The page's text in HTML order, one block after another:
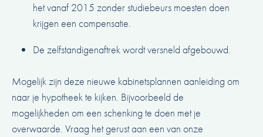
het vanaf 2015 zonder studiebeurs moesten doen
krijgen een compensatie.
De zelfstandigenaftrek wordt versneld afgebouwd.
Mogelijk zijn deze nieuwe kabinetsplannen aanleiding om
naar je hypotheek te kijken. Bijvoorbeeld de
mogelijkheden om een schenking te doen met je
overwaarde. Vraag het gerust aan een van onze